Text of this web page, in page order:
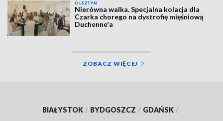
OLSZTYN
Nierówna walka. Specjalna kolacja dla
Czarka chorego na dystrofię mięśniową
Duchenne'a
ZOBACZ WIĘCEJ
BIAŁYSTOK / BYDGOSZCZ / GDAŃSK /